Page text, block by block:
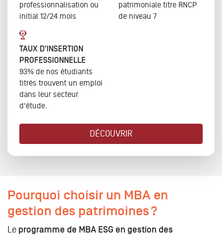
professionnalisation ou
initial 12/24 mois
patrimoniale titre RNCP
de niveau 7
TAUX D'INSERTION
PROFESSIONNELLE
93% de nos étudiants
titrés trouvent un emploi
dans leur secteur
d'étude.
DÉCOUVRIR
Pourquoi choisir un MBA en
gestion des patrimoines ?
Le programme de MBA ESG en gestion des